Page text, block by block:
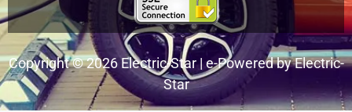
Copyright © 2026 Electric-Star | e-Powered by Electric-
Star